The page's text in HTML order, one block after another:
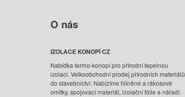
O nás
IZOLACE KONOPÍ CZ
Nabídka termo-konopí pro přírodní tepelnou
izolaci. Velkoobchodní prodej přírodních materiálů
do stavebnictví. Nabízíme hliněné a rákosové
omítky, spojovací materiál, izolační fólie a nářadí.